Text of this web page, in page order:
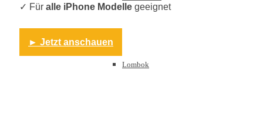
Lombok
✓ Für alle iPhone Modelle geeignet
► Jetzt anschauen